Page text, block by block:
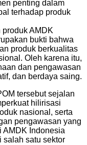
penting dalam
terhadap produk
AMDK
bukti bahwa
produk berkualitas
Oleh karena itu,
dan pengawasan
dan berdaya saing.
tersebut sejalan
hilirisasi
nasional, serta
pengawasan yang
AMDK Indonesia
salah satu sektor